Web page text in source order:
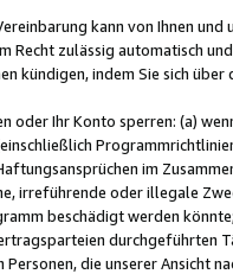
kann von Ihnen und
zulässig automatisch
kündigen, indem Sie sich
Ihr Konto sperren: (a)
im
irreführende oder illegale
beschädigt werden
durchgeführten
die unserer Ansicht